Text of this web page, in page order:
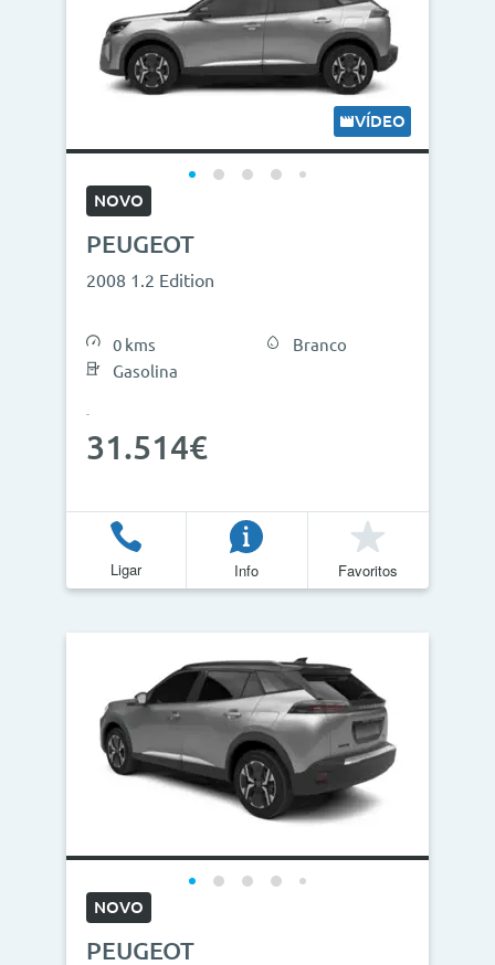
VÍDEO
NOVO
PEUGEOT
2008 1.2 Edition
0 kms
Gasolina
Branco
31.514€
Ligar Info Favoritos
NOVO
PEUGEOT